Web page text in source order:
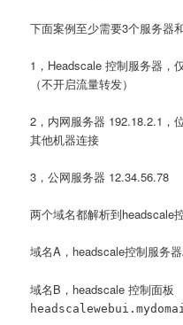
下面案例至少需要3个服务器
1，Headscale 控制服务器，
（不开启流量转发）
2，内网服务器 192.18.2.1，
其他机器连接
3，公网服务器 12.34.56.78
两个域名都解析到headscale
域名A，headscale控制服务
域名B，headscale 控制面板